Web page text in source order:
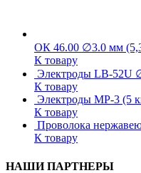
ОК 46.00 ∅3.0 мм
К товару
Электроды LB-52U
К товару
Электроды МР-3 (5
К товару
Проволока
К товару
НАШИ ПАРТНЕРЫ